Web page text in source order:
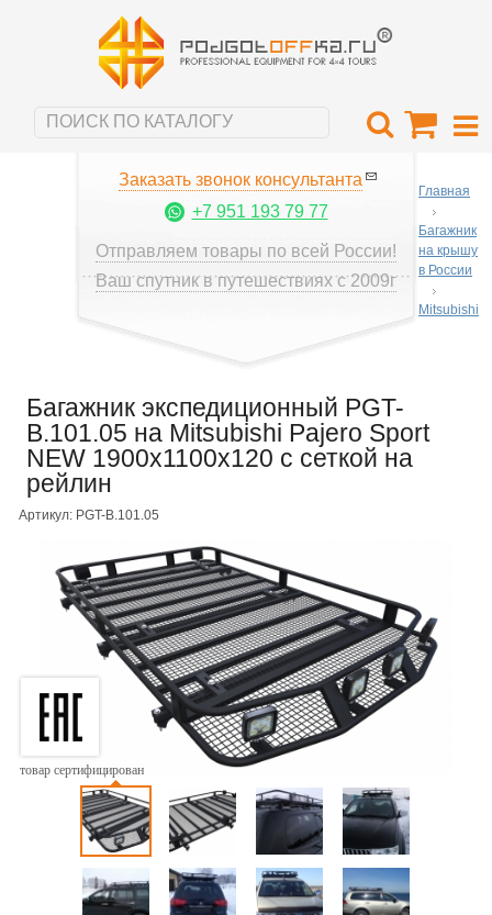
Заказать звонок консультанта
+7 951 193 79 77
Отправляем товары по всей России!
Ваш спутник в путешествиях с 2009г
Главная
Багажник
на крышу
в России
Mitsubishi
Багажник экспедиционный PGT-
B.101.05 на Mitsubishi Pajero Sport
NEW 1900х1100х120 с сеткой на
рейлин
Артикул: PGT-B.101.05
товар сертифицирован